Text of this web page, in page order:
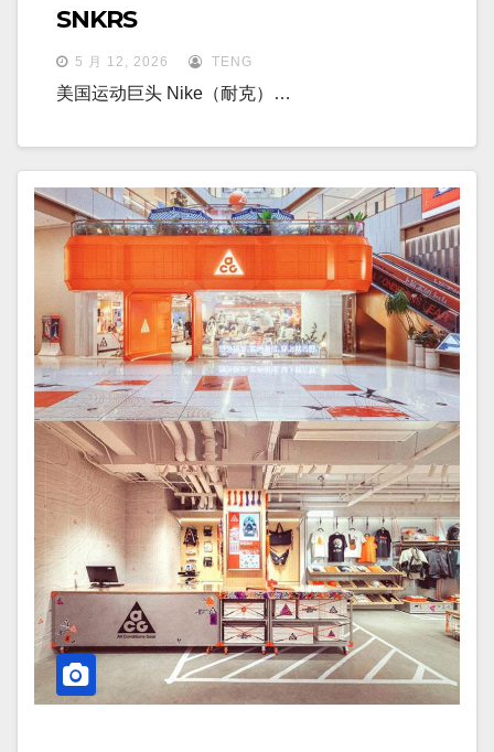
SNKRS
5 月 12, 2026 TENG
美国运动巨头 Nike（耐克）…